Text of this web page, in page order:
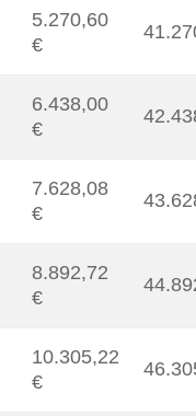
5.270,60
€
6.438,00
€
7.628,08
€
8.892,72
€
10.305,22
€